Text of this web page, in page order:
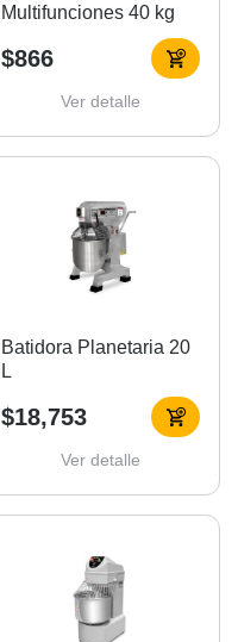
Multifunciones 40 kg
$866
Ver detalle
Batidora Planetaria 20
L
$18,753
Ver detalle